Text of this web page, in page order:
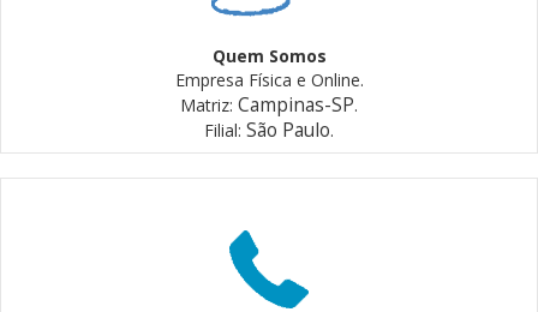
Quem Somos
Empresa Física e Online.
Matriz: Campinas-SP.
Filial: São Paulo.